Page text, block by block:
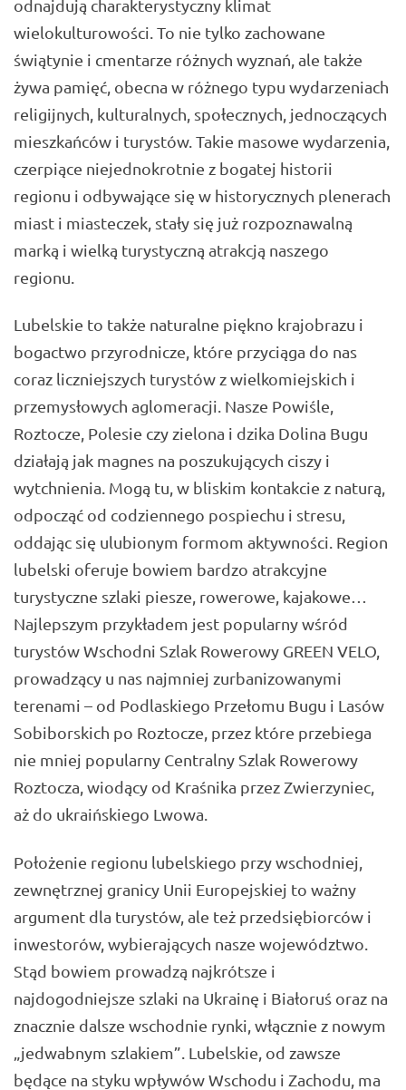
odnajdują charakterystyczny klimat
wielokulturowości. To nie tylko zachowane
świątynie i cmentarze różnych wyznań, ale także
żywa pamięć, obecna w różnego typu wydarzeniach
religijnych, kulturalnych, społecznych, jednoczących
mieszkańców i turystów. Takie masowe wydarzenia,
czerpiące niejednokrotnie z bogatej historii
regionu i odbywające się w historycznych plenerach
miast i miasteczek, stały się już rozpoznawalną
marką i wielką turystyczną atrakcją naszego
regionu.
Lubelskie to także naturalne piękno krajobrazu i
bogactwo przyrodnicze, które przyciąga do nas
coraz liczniejszych turystów z wielkomiejskich i
przemysłowych aglomeracji. Nasze Powiśle,
Roztocze, Polesie czy zielona i dzika Dolina Bugu
działają jak magnes na poszukujących ciszy i
wytchnienia. Mogą tu, w bliskim kontakcie z naturą,
odpocząć od codziennego pospiechu i stresu,
oddając się ulubionym formom aktywności. Region
lubelski oferuje bowiem bardzo atrakcyjne
turystyczne szlaki piesze, rowerowe, kajakowe…
Najlepszym przykładem jest popularny wśród
turystów Wschodni Szlak Rowerowy GREEN VELO,
prowadzący u nas najmniej zurbanizowanymi
terenami – od Podlaskiego Przełomu Bugu i Lasów
Sobiborskich po Roztocze, przez które przebiega
nie mniej popularny Centralny Szlak Rowerowy
Roztocza, wiodący od Kraśnika przez Zwierzyniec,
aż do ukraińskiego Lwowa.
Położenie regionu lubelskiego przy wschodniej,
zewnętrznej granicy Unii Europejskiej to ważny
argument dla turystów, ale też przedsiębiorców i
inwestorów, wybierających nasze województwo.
Stąd bowiem prowadzą najkrótsze i
najdogodniejsze szlaki na Ukrainę i Białoruś oraz na
znacznie dalsze wschodnie rynki, włącznie z nowym
„jedwabnym szlakiem”. Lubelskie, od zawsze
będące na styku wpływów Wschodu i Zachodu, ma